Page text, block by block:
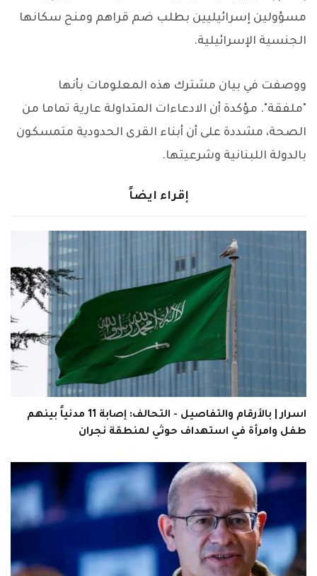
مسؤولين إسرائيليين بطلب ضم قراهم ومنح سكانها
الجنسية الإسرائيلية.
ووصفت في بيان مشترك هذه المعلومات بأنها
"ملفقة". مؤكدة أن الادعاءات المتداولة عارية تماما من
الصحة، مشددة على أن أبناء القرى الحدودية متمسكون
بالدولة اللبنانية وشرعيتها.
إقراء ايضاً
اسرار | بالأرقام والتفاصيل - التحالف: إصابة 11 مدنياً بينهم
طفل وامرأة في استهداف حوثي لمنطقة نجران